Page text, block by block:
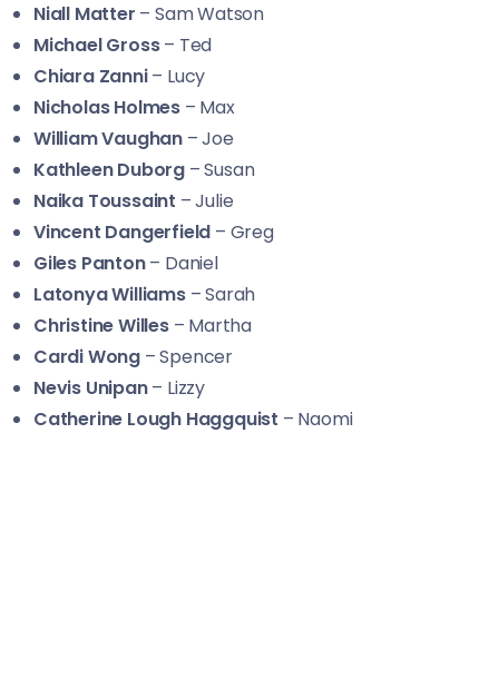
Niall Matter – Sam Watson
Michael Gross– Ted
Chiara Zanni– Lucy
Nicholas Holmes – Max
William Vaughan – Joe
Kathleen Duborg – Susan
Naika Toussaint – Julie
Vincent Dangerfield – Greg
Giles Panton– Daniel
Latonya Williams– Sarah
Christine Willes– Martha
Cardi Wong – Spencer
Nevis Unipan– Lizzy
Catherine Lough Haggquist – Naomi